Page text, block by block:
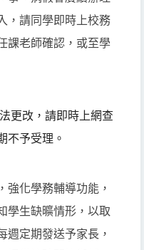
，請同學即時上校務
課老師確認，或至學
更改， 請即時上網查
不予受理。
強化學務輔導功能，
學生缺曠情形，以取
週定期發送予家長，